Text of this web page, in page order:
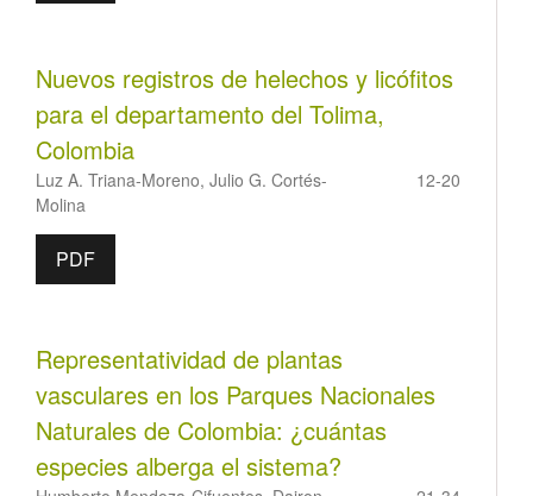
Nuevos registros de helechos y licófitos
para el departamento del Tolima,
Colombia
Luz A. Triana-Moreno, Julio G. Cortés-
Molina
12-20
PDF
Representatividad de plantas
vasculares en los Parques Nacionales
Naturales de Colombia: ¿cuántas
especies alberga el sistema?